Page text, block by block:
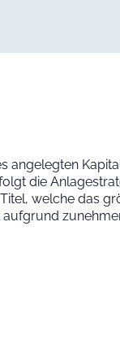
die
welche das